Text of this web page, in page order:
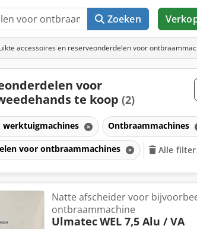
Zoeken
accessoires en reserveonderdelen voor
voor
te koop (2)
werktuigmachines Ontbraammachines
voor ontbraammachines Alle
Natte afscheider voor
ontbraammachine
UlmatecWEL 7,5 Alu / VA